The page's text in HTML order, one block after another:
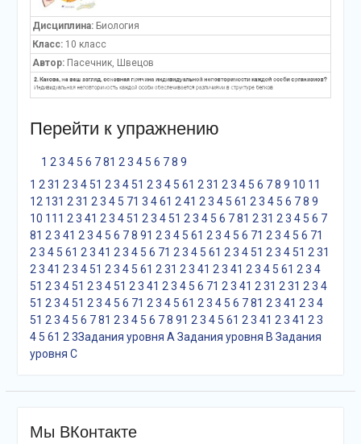
Дисциплина:Биология
Класс:10 класс
Автор:Пасечник, Швецов
Перейти к упражнению
1 2 3 4 5 6 7 81 2 3 4 5 6 7 8 9
1 2 31 2 3 4 51 2 3 4 51 2 3 4 5 61 2 31 2 3 4 5 6 7 8 9 10 11
12 131 2 31 2 3 4 5 71 3 4 61 2 41 2 3 4 5 61 2 3 4 5 6 7 8 9
10 11 1 2 3 41 2 3 4 51 2 3 4 51 2 3 4 5 6 7 81 2 31 2 3 4 5 6 7
81 2 3 41 2 3 4 5 6 7 8 91 2 3 4 5 61 2 3 4 5 6 71 2 3 4 5 6 71
2 3 4 5 61 2 3 41 2 3 4 5 6 71 2 3 4 5 61 2 3 4 51 2 3 4 51 2 31
2 3 41 2 3 4 51 2 3 4 5 61 2 31 2 3 41 2 3 41 2 3 4 5 61 2 3 4
51 2 3 4 51 2 3 4 51 2 3 41 2 3 4 5 6 71 2 3 41 2 31 2 31 2 3 4
51 2 3 4 51 2 3 4 5 6 71 2 3 4 5 61 2 3 4 5 6 7 81 2 3 41 2 3 4
51 2 3 4 5 6 7 81 2 3 4 5 6 7 8 91 2 3 4 5 61 2 3 41 2 3 41 2 3
4 5 61 2 3Задания уровня A Задания уровня B Задания
уровня С
Мы ВКонтакте